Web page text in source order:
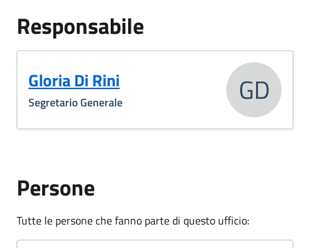
Responsabile
Gloria Di Rini
Segretario Generale GD
Persone
Tutte le persone che fanno parte di questo ufficio: